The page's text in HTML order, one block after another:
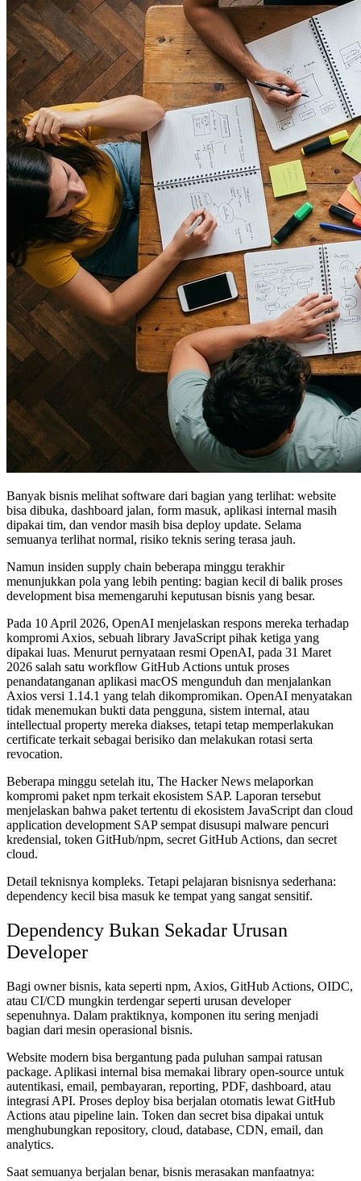
Banyak bisnis melihat software dari bagian yang terlihat: website
bisa dibuka, dashboard jalan, form masuk, aplikasi internal masih
dipakai tim, dan vendor masih bisa deploy update. Selama
semuanya terlihat normal, risiko teknis sering terasa jauh.
Namun insiden supply chain beberapa minggu terakhir
menunjukkan pola yang lebih penting: bagian kecil di balik proses
development bisa memengaruhi keputusan bisnis yang besar.
Pada 10 April 2026, OpenAI menjelaskan respons mereka terhadap
kompromi Axios, sebuah library JavaScript pihak ketiga yang
dipakai luas. Menurut pernyataan resmi OpenAI, pada 31 Maret
2026 salah satu workflow GitHub Actions untuk proses
penandatanganan aplikasi macOS mengunduh dan menjalankan
Axios versi 1.14.1 yang telah dikompromikan. OpenAI menyatakan
tidak menemukan bukti data pengguna, sistem internal, atau
intellectual property mereka diakses, tetapi tetap memperlakukan
certificate terkait sebagai berisiko dan melakukan rotasi serta
revocation.
Beberapa minggu setelah itu, The Hacker News melaporkan
kompromi paket npm terkait ekosistem SAP. Laporan tersebut
menjelaskan bahwa paket tertentu di ekosistem JavaScript dan cloud
application development SAP sempat disusupi malware pencuri
kredensial, token GitHub/npm, secret GitHub Actions, dan secret
cloud.
Detail teknisnya kompleks. Tetapi pelajaran bisnisnya sederhana:
dependency kecil bisa masuk ke tempat yang sangat sensitif.
Dependency Bukan Sekadar Urusan
Developer
Bagi owner bisnis, kata seperti npm, Axios, GitHub Actions, OIDC,
atau CI/CD mungkin terdengar seperti urusan developer
sepenuhnya. Dalam praktiknya, komponen itu sering menjadi
bagian dari mesin operasional bisnis.
Website modern bisa bergantung pada puluhan sampai ratusan
package. Aplikasi internal bisa memakai library open-source untuk
autentikasi, email, pembayaran, reporting, PDF, dashboard, atau
integrasi API. Proses deploy bisa berjalan otomatis lewat GitHub
Actions atau pipeline lain. Token dan secret bisa dipakai untuk
menghubungkan repository, cloud, database, CDN, email, dan
analytics.
Saat semuanya berjalan benar, bisnis merasakan manfaatnya: